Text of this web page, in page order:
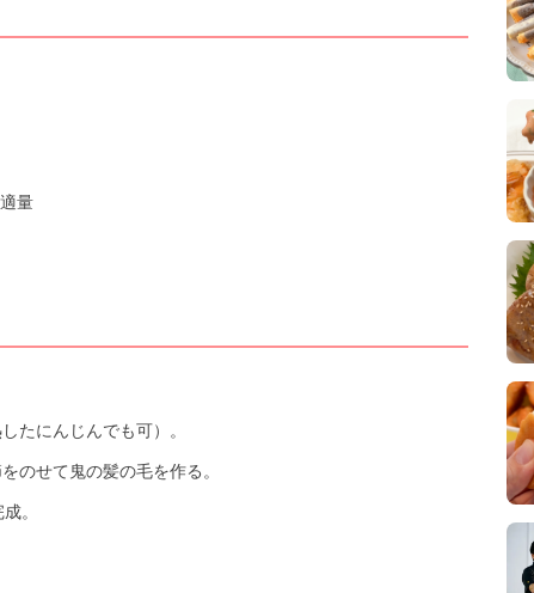
量
たにんじんでも可）。
のせて鬼の髪の毛を作る。
。